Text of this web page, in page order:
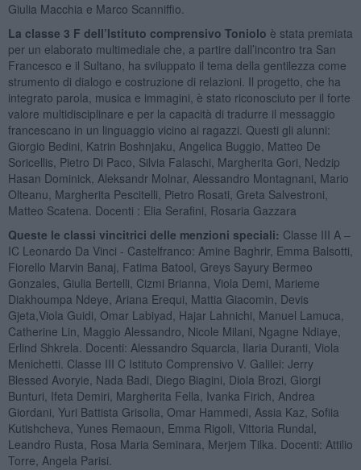
Giulia Macchia e Marco Scanniffio.
La classe 3 F dell’Istituto comprensivo Toniolo è stata premiata
per un elaborato multimediale che, a partire dall’incontro tra San
Francesco e il Sultano, ha sviluppato il tema della gentilezza come
strumento di dialogo e costruzione di relazioni. Il progetto, che ha
integrato parola, musica e immagini, è stato riconosciuto per il forte
valore multidisciplinare e per la capacità di tradurre il messaggio
francescano in un linguaggio vicino ai ragazzi. Questi gli alunni:
Giorgio Bedini, Katrin Boshnjaku, Angelica Buggio, Matteo De
Soricellis, Pietro Di Paco, Silvia Falaschi, Margherita Gori, Nedzip
Hasan Dominick, Aleksandr Molnar, Alessandro Montagnani, Mario
Olteanu, Margherita Pescitelli, Pietro Rosati, Greta Salvestroni,
Matteo Scatena. Docenti : Elia Serafini, Rosaria Gazzara
Queste le classi vincitrici delle menzioni speciali: Classe III A –
IC Leonardo Da Vinci - Castelfranco: Amine Baghrir, Emma Balsotti,
Fiorello Marvin Banaj, Fatima Batool, Greys Sayury Bermeo
Gonzales, Giulia Bertelli, Cizmi Brianna, Viola Demi, Marieme
Diakhoumpa Ndeye, Ariana Erequi, Mattia Giacomin, Devis
Gjeta,Viola Guidi, Omar Labiyad, Hajar Lahnichi, Manuel Lamuca,
Catherine Lin, Maggio Alessandro, Nicole Milani, Ngagne Ndiaye,
Erlind Shkrela. Docenti: Alessandro Squarcia, Ilaria Duranti, Viola
Menichetti. Classe III C Istituto Comprensivo V. Galilei: Jerry
Blessed Avoryie, Nada Badi, Diego Biagini, Diola Brozi, Giorgi
Bunturi, Ifeta Demiri, Margherita Fella, Ivanka Firich, Andrea
Giordani, Yuri Battista Grisolia, Omar Hammedi, Assia Kaz, Sofiia
Kutishcheva, Yunes Remaoun, Emma Rigoli, Vittoria Rundal,
Leandro Rusta, Rosa Maria Seminara, Merjem Tilka. Docenti: Attilio
Torre, Angela Parisi.